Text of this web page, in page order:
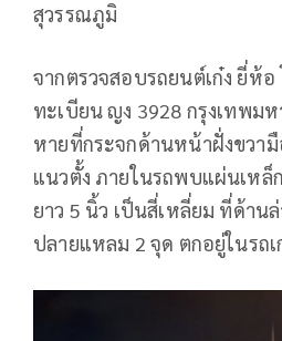
สุวรรณภูมิ
จากตรวจสอบรถยนต์เก๋ง ยี่ห้อ
ทะเบียน ญง 3928 กรุงเทพม
หายที่กระจกด้านหน้าฝั่งขวา
แนวตั้ง ภายในรถพบแผ่นเหล็
ยาว 5 นิ้ว เป็นสี่เหลี่ยม ที่ด้าน
ปลายแหลม 2 จุด ตกอยู่ในรถเ